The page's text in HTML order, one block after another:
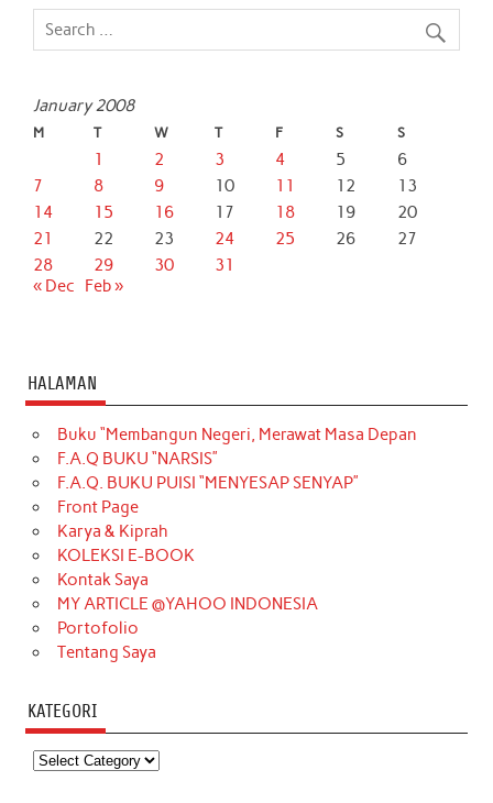
January 2008
M T W T F S S
1 2 3 4 5
6
7
8 9 10 11 12
13
14
15 16 17 18 19
20
21
22 23 24 25 26
27
28
29 30
31
« Dec
Feb »
HALAMAN
Buku “Membangun Negeri, Merawat Masa Depan
F.A.Q BUKU “NARSIS”
F.A.Q. BUKU PUISI “MENYESAP SENYAP”
Front Page
Karya & Kiprah
KOLEKSI E-BOOK
Kontak Saya
MY ARTICLE @YAHOO INDONESIA
Portofolio
Tentang Saya
KATEGORI
Kategori